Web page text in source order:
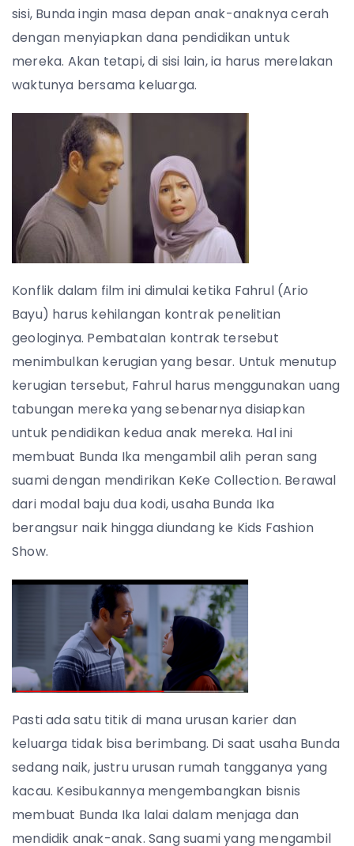
sisi, Bunda ingin masa depan anak-anaknya cerah
dengan menyiapkan dana pendidikan untuk
mereka. Akan tetapi, di sisi lain, ia harus merelakan
waktunya bersama keluarga.
Konflik dalam film ini dimulai ketika Fahrul (Ario
Bayu) harus kehilangan kontrak penelitian
geologinya. Pembatalan kontrak tersebut
menimbulkan kerugian yang besar. Untuk menutup
kerugian tersebut, Fahrul harus menggunakan uang
tabungan mereka yang sebenarnya disiapkan
untuk pendidikan kedua anak mereka. Hal ini
membuat Bunda Ika mengambil alih peran sang
suami dengan mendirikan KeKe Collection. Berawal
dari modal baju dua kodi, usaha Bunda Ika
berangsur naik hingga diundang ke Kids Fashion
Show.
Pasti ada satu titik di mana urusan karier dan
keluarga tidak bisa berimbang. Di saat usaha Bunda
sedang naik, justru urusan rumah tangganya yang
kacau. Kesibukannya mengembangkan bisnis
membuat Bunda Ika lalai dalam menjaga dan
mendidik anak-anak. Sang suami yang mengambil